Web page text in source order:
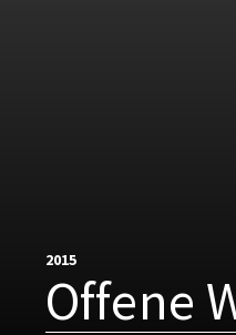
2015
Offene